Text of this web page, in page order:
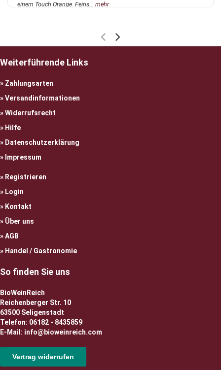
einem Touch Orange. Feins... mehr
Weiterführende Links
Zahlungsarten
Versandinformationen
Widerrufsrecht
Hilfe
Datenschutzerklärung
Impressum
Registrieren
Login
Kontakt
Über uns
AGB
Handel / Gastronomie
So finden Sie uns
BioWeinReich
Reichenberger Str. 10
63500 Seligenstadt
Telefon: 06182 - 8435859
E-Mail: info@bioweinreich.com
Vertrag widerrufen